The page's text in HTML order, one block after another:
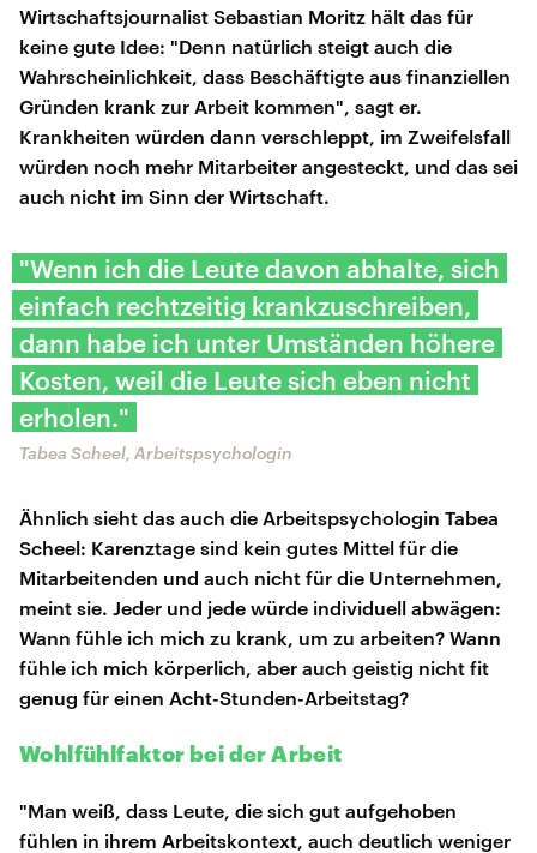
Wirtschaftsjournalist Sebastian Moritz hält das für
keine gute Idee: "Denn natürlich steigt auch die
Wahrscheinlichkeit, dass Beschäftigte aus finanziellen
Gründen krank zur Arbeit kommen", sagt er.
Krankheiten würden dann verschleppt, im Zweifelsfall
würden noch mehr Mitarbeiter angesteckt, und das sei
auch nicht im Sinn der Wirtschaft.
"Wenn ich die Leute davon abhalte, sich
einfach rechtzeitig krankzuschreiben,
dann habe ich unter Umständen höhere
Kosten, weil die Leute sich eben nicht
erholen."
Tabea Scheel, Arbeitspsychologin
Ähnlich sieht das auch die Arbeitspsychologin Tabea
Scheel: Karenztage sind kein gutes Mittel für die
Mitarbeitenden und auch nicht für die Unternehmen,
meint sie. Jeder und jede würde individuell abwägen:
Wann fühle ich mich zu krank, um zu arbeiten? Wann
fühle ich mich körperlich, aber auch geistig nicht fit
genug für einen Acht-Stunden-Arbeitstag?
Wohlfühlfaktor bei der Arbeit
"Man weiß, dass Leute, die sich gut aufgehoben
fühlen in ihrem Arbeitskontext, auch deutlich weniger